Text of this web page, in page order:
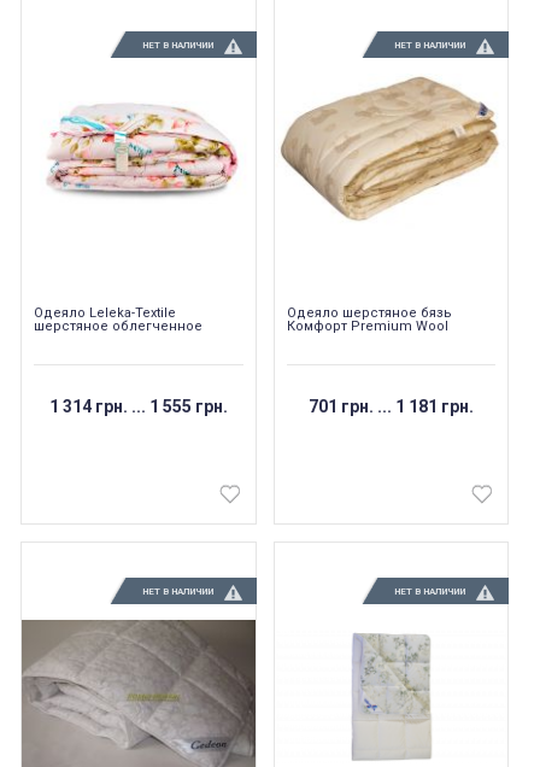
НЕТ В НАЛИЧИИ
Одеяло Leleka-Textile
шерстяное облегченное
1 314 грн. ... 1 555 грн.
НЕТ В НАЛИЧИИ
Одеяло шерстяное бязь
Комфорт Premium Wool
701 грн. ... 1 181 грн.
НЕТ В НАЛИЧИИ НЕТ В НАЛИЧИИ